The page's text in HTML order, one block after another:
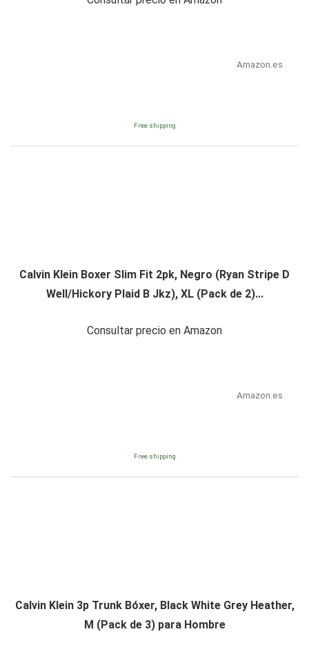
Amazon.es
Free shipping
Calvin Klein Boxer Slim Fit 2pk, Negro (Ryan Stripe D
Well/Hickory Plaid B Jkz), XL (Pack de 2)...
Consultar precio en Amazon
Amazon.es
Free shipping
Calvin Klein 3p Trunk Bóxer, Black White Grey Heather,
M (Pack de 3) para Hombre